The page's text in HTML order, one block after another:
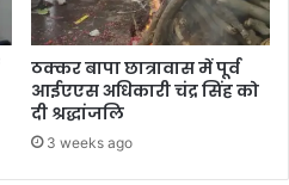
ठक्कर बापा छात्रावास में पूर्व
आईएएस अधिकारी चंद्र सिंह को
दी श्रद्धांजलि
3 weeks ago